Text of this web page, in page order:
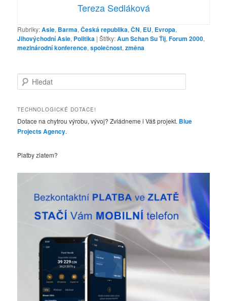
Tereza Sedláková
Rubriky:Asie, Barma,Česká republika,ČN, EU, Evropa,
Jihovýchodní Asie, Politika |Štítky:Aun Schan Su Ťij,Forum 2000,
mezinárodní konference,společnost,změna
l
d
t
TECHNOLOGICKÉ DOTACE!
Dotace na chytrou výrobu, vývoj? Zvládneme i Váš projekt. Blue
Projects Agency.
Platby zlatem?